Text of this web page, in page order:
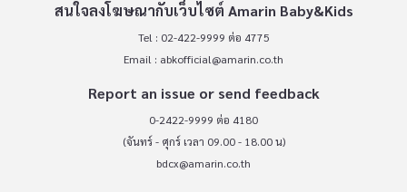
สนใจลงโฆษณากับเว็บไซต์ Amarin Baby&Kids
Tel : 02-422-9999 ต่อ 4775
Email : abkofficial@amarin.co.th
Report an issue or send feedback
0-2422-9999 ต่อ 4180
(จันทร์ - ศุกร์ เวลา 09.00 - 18.00 น)
bdcx@amarin.co.th